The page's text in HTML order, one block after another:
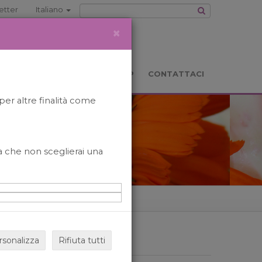
Italiano
BOOKSHOP CONTATTACI
ARCHIVIO
×
altre finalità come
non sceglierai una
Rifiuta tutti